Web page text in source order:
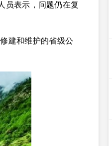
员表示，问题仍在复
建和维护的省级公